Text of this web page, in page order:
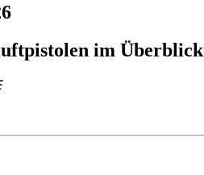
im Überblick